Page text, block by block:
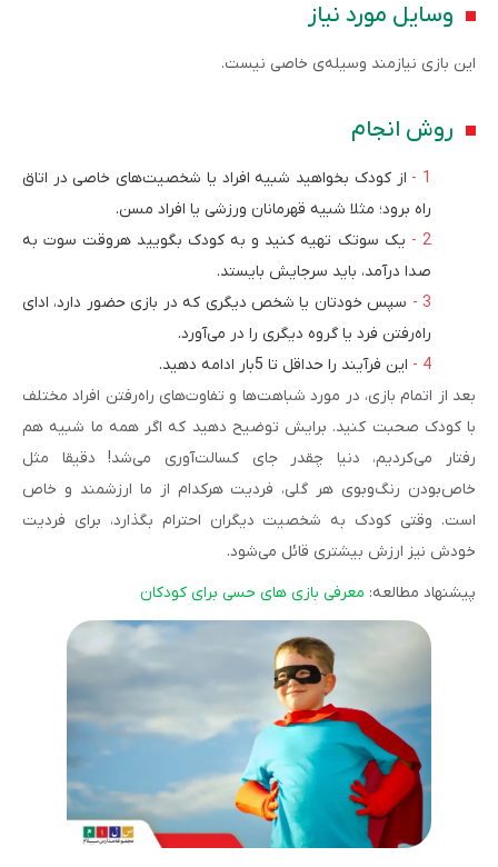
وسایل مورد نیاز
این بازی نیازمند وسیله‌ی خاصی نیست.
روش انجام
از کودک بخواهید شبیه افراد یا شخصیت‌های خاصی در اتاق
راه برود؛ مثلا شبیه قهرمانان ورزشی یا افراد مسن.
یک سوتک تهیه کنید و به کودک بگویید هروقت سوت به
صدا درآمد، باید سرجایش بایستد.
سپس خودتان یا شخص دیگری که در بازی حضور دارد، ادای
راه‌رفتن فرد یا گروه دیگری را در می‌آورد.
این فرآیند را حداقل تا 5بار ادامه دهید.
بعد از اتمام بازی، در مورد شباهت‌ها و تفاوت‌های راه‌رفتن افراد مختلف
با کودک صحبت کنید. برایش توضیح دهید که اگر همه ما شبیه هم
رفتار می‌کردیم، دنیا چقدر جای کسالت‌آوری می‌شد! دقیقا مثل
خاص‌بودن رنگ‌وبوی هر گلی، فردیت هرکدام از ما ارزشمند و خاص
است. وقتی کودک به شخصیت دیگران احترام بگذارد، برای فردیت
خودش نیز ارزش بیشتری قائل می‌شود.
پیشنهاد مطالعه: معرفی بازی های حسی برای کودکان